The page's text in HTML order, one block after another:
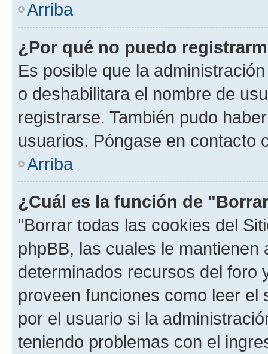
Arriba
¿Por qué no puedo
Es posible que la
o deshabilitara el nombre de
registrarse. También pudo
usuarios. Póngase en contacto
Arriba
¿Cuál es la función de
"Borrar todas las cookies del
phpBB, las cuales le
determinados recursos del foro
proveen funciones como leer el
por el usuario si la
teniendo problemas con el